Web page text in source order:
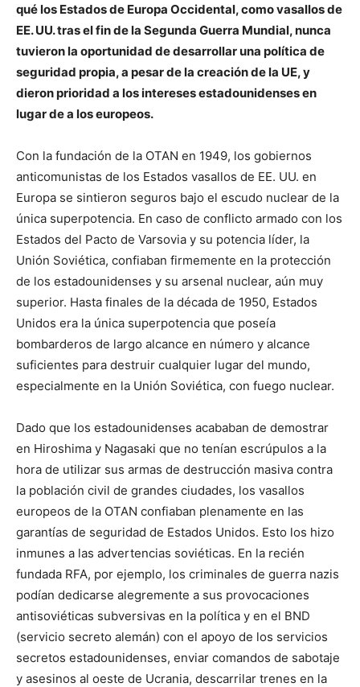
qué los Estados de Europa Occidental, como vasallos de
EE. UU. tras el fin de la Segunda Guerra Mundial, nunca
tuvieron la oportunidad de desarrollar una política de
seguridad propia, a pesar de la creación de la UE, y
dieron prioridad a los intereses estadounidenses en
lugar de a los europeos.
Con la fundación de la OTAN en 1949, los gobiernos
anticomunistas de los Estados vasallos de EE. UU. en
Europa se sintieron seguros bajo el escudo nuclear de la
única superpotencia. En caso de conflicto armado con los
Estados del Pacto de Varsovia y su potencia líder, la
Unión Soviética, confiaban firmemente en la protección
de los estadounidenses y su arsenal nuclear, aún muy
superior. Hasta finales de la década de 1950, Estados
Unidos era la única superpotencia que poseía
bombarderos de largo alcance en número y alcance
suficientes para destruir cualquier lugar del mundo,
especialmente en la Unión Soviética, con fuego nuclear.
Dado que los estadounidenses acababan de demostrar
en Hiroshima y Nagasaki que no tenían escrúpulos a la
hora de utilizar sus armas de destrucción masiva contra
la población civil de grandes ciudades, los vasallos
europeos de la OTAN confiaban plenamente en las
garantías de seguridad de Estados Unidos. Esto los hizo
inmunes a las advertencias soviéticas. En la recién
fundada RFA, por ejemplo, los criminales de guerra nazis
podían dedicarse alegremente a sus provocaciones
antisoviéticas subversivas en la política y en el BND
(servicio secreto alemán) con el apoyo de los servicios
secretos estadounidenses, enviar comandos de sabotaje
y asesinos al oeste de Ucrania, descarrilar trenes en la